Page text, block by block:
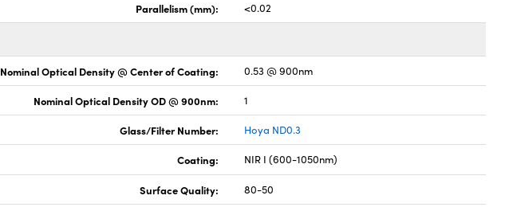
Parallelism (mm): <0.02
Nominal Optical Density @ Center of Coating: 0.53 @ 900nm
Nominal Optical Density OD @ 900nm: 1
Glass/Filter Number: Hoya ND0.3
Coating: NIR I (600-1050nm)
Surface Quality: 80-50